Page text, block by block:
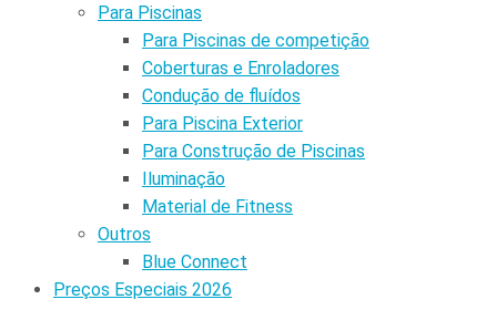
Para Piscinas
Para Piscinas de competição
Coberturas e Enroladores
Condução de fluídos
Para Piscina Exterior
Para Construção de Piscinas
Iluminação
Material de Fitness
Outros
Blue Connect
Preços Especiais 2026